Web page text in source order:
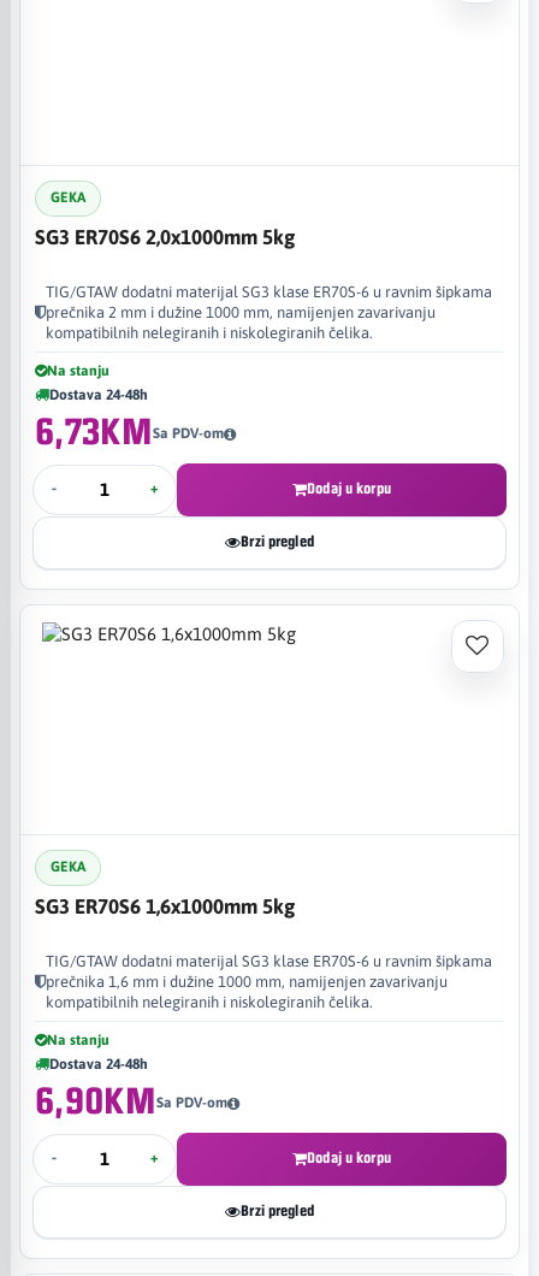
GEKA
SG3 ER70S6 2,0x1000mm 5kg
TIG/GTAW dodatni materijal SG3 klase ER70S-6 u ravnim šipkama
prečnika 2 mm i dužine 1000 mm, namijenjen zavarivanju
kompatibilnih nelegiranih i niskolegiranih čelika.
Na stanju
Dostava 24-48h
6,73KMSa PDV-om
- + Dodaj u korpu
Brzi pregled
GEKA
SG3 ER70S6 1,6x1000mm 5kg
TIG/GTAW dodatni materijal SG3 klase ER70S-6 u ravnim šipkama
prečnika 1,6 mm i dužine 1000 mm, namijenjen zavarivanju
kompatibilnih nelegiranih i niskolegiranih čelika.
Na stanju
Dostava 24-48h
6,90KMSa PDV-om
- + Dodaj u korpu
Brzi pregled